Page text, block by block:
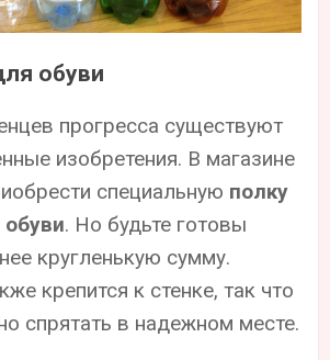
обуви
прогресса существуют
изобретения. В магазине
специальную полку
. Но будьте готовы
кругленькую сумму.
крепится к стенке, так что
спрятать в надежном месте.